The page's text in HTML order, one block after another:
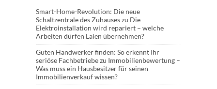
Smart-Home-Revolution: Die neue
Schaltzentrale des Zuhauseszu Die
Elektroinstallation wird repariert – welche
Arbeiten dürfen Laien übernehmen?
Guten Handwerker finden: So erkennt Ihr
seriöse Fachbetriebezu Immobilienbewertung –
Was muss ein Hausbesitzer für seinen
Immobilienverkauf wissen?